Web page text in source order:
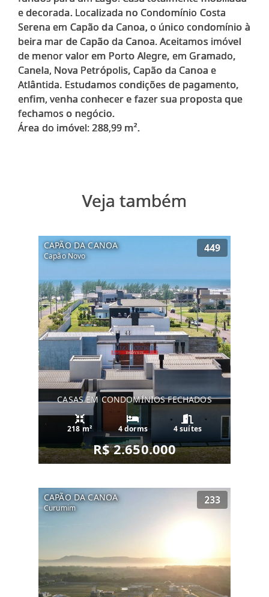
e decorada. Localizada no Condomínio Costa
Serena em Capão da Canoa, o único condomínio à
beira mar de Capão da Canoa. Aceitamos imóvel
de menor valor em Porto Alegre, em Gramado,
Canela, Nova Petrópolis, Capão da Canoa e
Atlântida. Estudamos condições de pagamento,
enfim, venha conhecer e fazer sua proposta que
fechamos o negócio.
Área do imóvel: 288,99 m².
Veja também
CAPÃO DA CANOA
Capão Novo
449
CASAS EM CONDOMÍNIOS FECHADOS
218 m² 4 dorms 4 suítes
R$ 2.650.000
CAPÃO DA CANOA
Curumim
233